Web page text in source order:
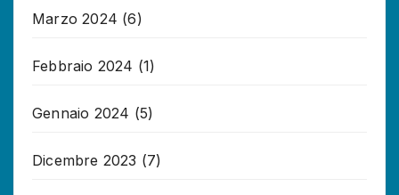
Marzo 2024 (6)
Febbraio 2024 (1)
Gennaio 2024 (5)
Dicembre 2023 (7)